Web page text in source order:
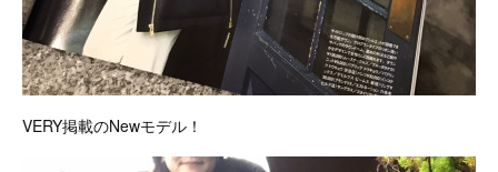
VERY掲載のNewモデル！